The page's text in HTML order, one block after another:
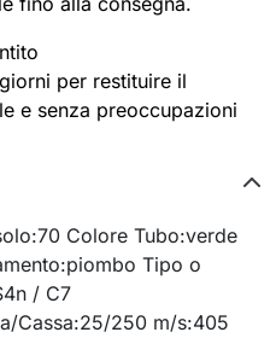
per restituire il
e senza preoccupazioni
Colore Tubo:verde
Tipo o
/ C7
Cassa:25/250 m/s:405